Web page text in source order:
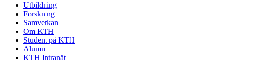
Utbildning
Forskning
Samverkan
Om KTH
Student på KTH
Alumni
KTH Intranät